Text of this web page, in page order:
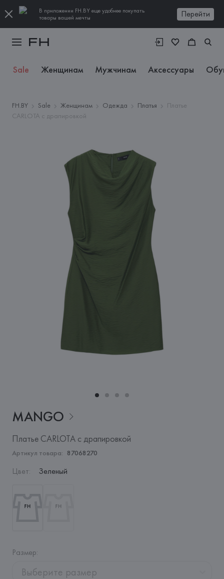
В приложении FH.BY еще удобнее покупать
товары вашей мечты
Перейти
Sale Женщинам Мужчинам Аксессуары
FH.BY Sale Женщинам Одежда Платья
Платье
CARLOTA с драпировкой
MANGO
Платье CARLOTA с драпировкой
Артикул товара: 87068270
Цвет: Зеленый
Размер:
Выберите размер